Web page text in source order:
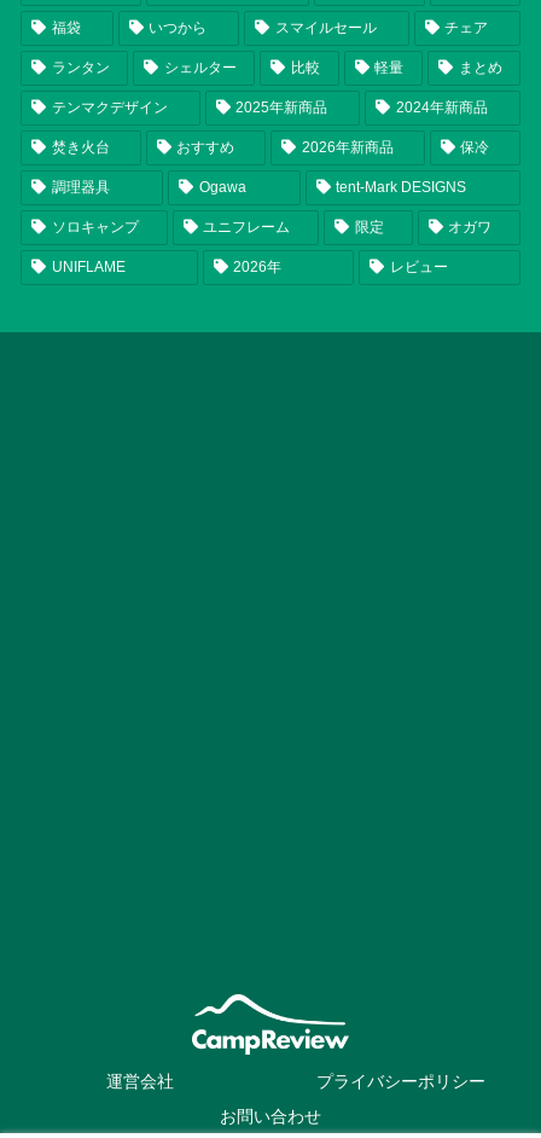
福袋 いつから スマイルセール チェア
ランタン シェルター 比較 軽量 まとめ
テンマクデザイン 2025年新商品 2024年新商品
焚き火台 おすすめ 2026年新商品 保冷
調理器具 Ogawa tent-Mark DESIGNS
ソロキャンプ ユニフレーム 限定 オガワ
UNIFLAME 2026年 レビュー
運営会社
プライバシーポリシー
お問い合わせ